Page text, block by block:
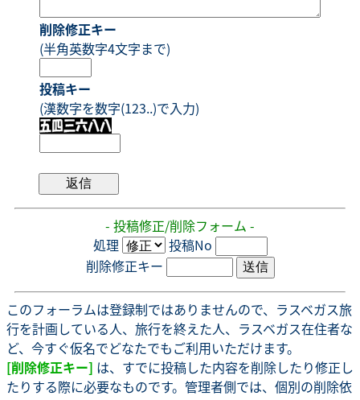
削除修正キー
(半角英数字4文字まで)
投稿キー
(漢数字を数字(123..)で入力)
- 投稿修正/削除フォーム -
処理
投稿No
削除修正キー
このフォーラムは登録制ではありませんので、ラスベガス旅
行を計画している人、旅行を終えた人、ラスベガス在住者な
ど、今すぐ仮名でどなたでもご利用いただけます。
[削除修正キー] は、すでに投稿した内容を削除したり修正し
たりする際に必要なものです。管理者側では、個別の削除依